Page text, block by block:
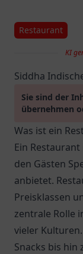
Restaurant
KI
Siddha
Sie sind der
übernehmen
Was ist ein
Ein
den Gästen
anbietet.
Preisklassen
zentrale Rolle
vieler
Snacks bis